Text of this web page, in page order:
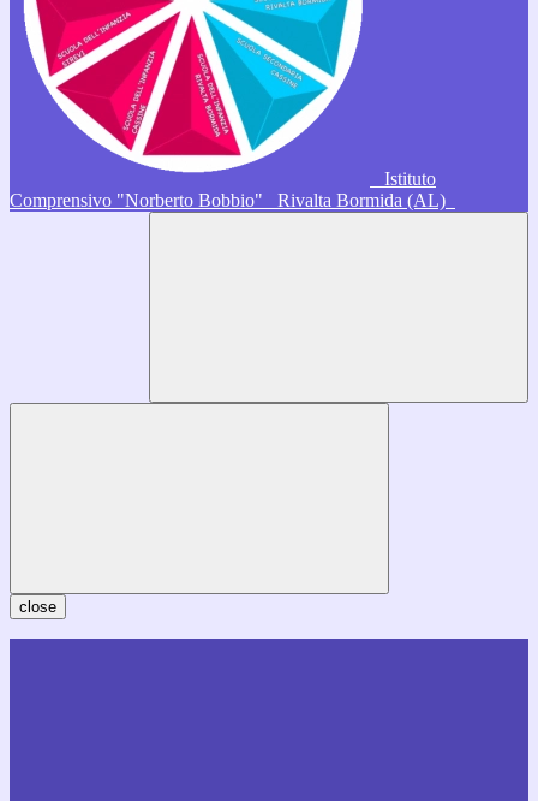
Istituto
Comprensivo "Norberto Bobbio"
Rivalta Bormida (AL)
close